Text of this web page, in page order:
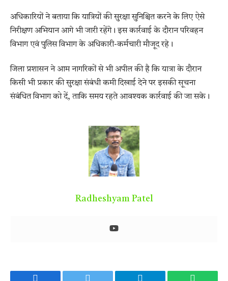
अधिकारियों ने बताया कि यात्रियों की सुरक्षा सुनिश्चित करने के लिए ऐसे
निरीक्षण अभियान आगे भी जारी रहेंगे। इस कार्रवाई के दौरान परिवहन
विभाग एवं पुलिस विभाग के अधिकारी-कर्मचारी मौजूद रहे।
जिला प्रशासन ने आम नागरिकों से भी अपील की है कि यात्रा के दौरान
किसी भी प्रकार की सुरक्षा संबंधी कमी दिखाई देने पर इसकी सूचना
संबंधित विभाग को दें, ताकि समय रहते आवश्यक कार्रवाई की जा सके।
Radheshyam Patel